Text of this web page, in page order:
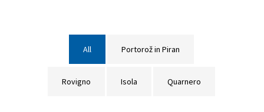
All Portorož in Piran
Rovigno Isola Quarnero